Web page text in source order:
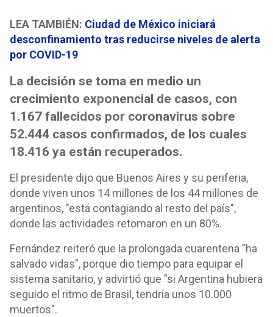
LEA TAMBIÉN: Ciudad de México iniciará
desconfinamiento tras reducirse niveles de alerta
por COVID-19
La decisión se toma en medio un
crecimiento exponencial de casos, con
1.167 fallecidos por coronavirus sobre
52.444 casos confirmados, de los cuales
18.416 ya están recuperados.
El presidente dijo que Buenos Aires y su periferia,
donde viven unos 14 millones de los 44 millones de
argentinos, "está contagiando al resto del país",
donde las actividades retomaron en un 80%.
Fernández reiteró que la prolongada cuarentena "ha
salvado vidas", porque dio tiempo para equipar el
sistema sanitario, y advirtió que "si Argentina hubiera
seguido el ritmo de Brasil, tendría unos 10.000
muertos".